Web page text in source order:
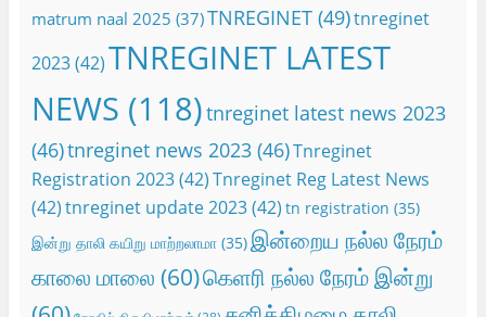
matrum naal 2025 (37)TNREGINET(49)tnreginet
2023(42)TNREGINET LATEST
NEWS (118)tnreginet latest news 2023
(46)tnreginet news 2023(46)Tnreginet
Registration 2023(42)Tnreginet Reg Latest News
(42)tnreginet update 2023(42) tn registration (35)
இன்று தாலி கயிறு மாற்றலாமா(35)இன்றைய நல்ல நேரம்
காலை மாலை (60)கெளரி நல்ல நேரம் இன்று